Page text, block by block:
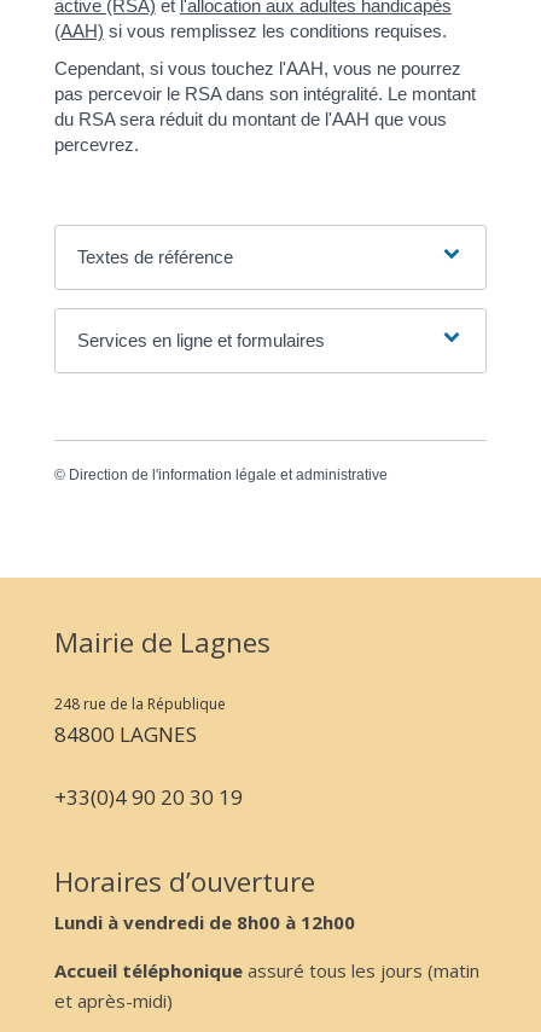
active (RSA) et l'allocation aux adultes handicapés
(AAH) si vous remplissez les conditions requises.
Cependant, si vous touchez l'AAH, vous ne pourrez
pas percevoir le RSA dans son intégralité. Le montant
du RSA sera réduit du montant de l'AAH que vous
percevrez.
Textes de référence
Services en ligne et formulaires
© Direction de l'information légale et administrative
Mairie de Lagnes
248 rue de la République
84800 LAGNES
+33(0)4 90 20 30 19
Horaires d’ouverture
Lundi à vendredi de 8h00 à 12h00
Accueil téléphoniqueassuré tous les jours (matin
et après-midi)